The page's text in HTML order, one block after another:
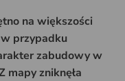
na większości
przypadku
zabudowy w
mapy zniknęła